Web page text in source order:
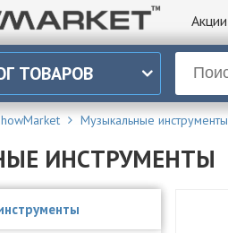
Акции
ТОВАРОВ
Музыкальные инструменты
ИНСТРУМЕНТЫ